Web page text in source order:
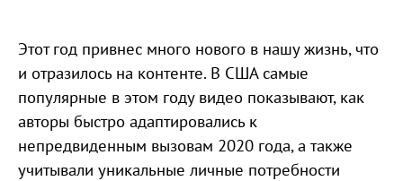
Этот год привнес много нового в нашу жизнь, что
и отразилось на контенте. В США самые
популярные в этом году видео показывают, как
авторы быстро адаптировались к
непредвиденным вызовам 2020 года, а также
учитывали уникальные личные потребности